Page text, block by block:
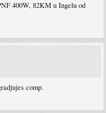
400W, 82KM u Ingelu od
comp.